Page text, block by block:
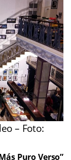
– Foto:
Puro Verso”